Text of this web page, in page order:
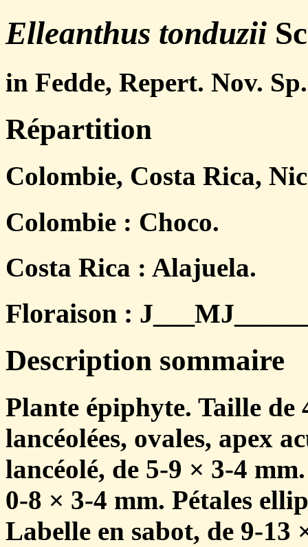
Elleanthus tonduzii
in Fedde, Repert. Nov.
Répartition
Colombie, Costa Rica,
Colombie : Choco.
Costa Rica : Alajuela.
Floraison :
Description sommaire
Plante épiphyte. Taille de
lancéolées, ovales, apex
lancéolé, de 5-9 × 3-4
0-8 × 3-4 mm. Pétales
Labelle en sabot, de 9-13